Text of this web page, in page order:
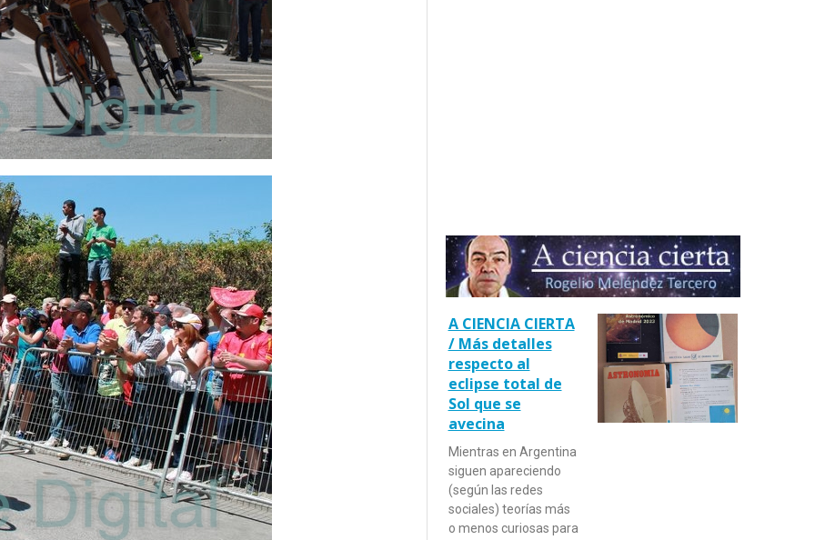
A CIENCIA CIERTA
/ Más detalles
respecto al
eclipse total de
Sol que se
avecina
Mientras en Argentina
siguen apareciendo
(según las redes
sociales) teorías más
o menos curiosas para